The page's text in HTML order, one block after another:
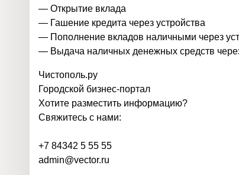
— Открытие вклада
— Гашение кредита через устройства
— Пополнение вкладов наличными через
— Выдача наличных денежных средств
Чистополь.ру
Городской бизнес-портал
Хотите разместить информацию?
Свяжитесь с нами:
+7 84342 5 55 55
admin@vector.ru